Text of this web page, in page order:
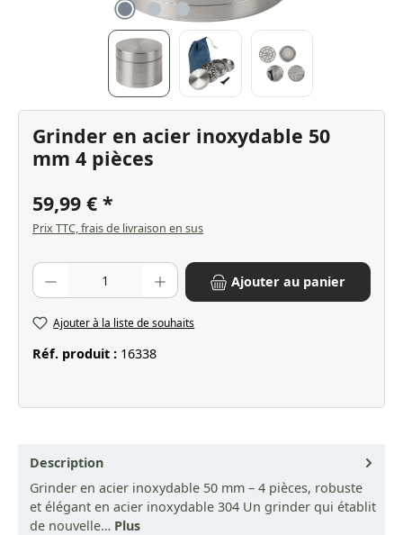
Grinder en acier inoxydable 50
mm 4 pièces
59,99 €
Prix TTC, frais de livraison en sus
Quantité de produit : Entrez la quantité souhaitée ou utilisez les
Ajouter au panier
Ajouter à la liste de souhaits
Réf. produit : 16338
Description
Grinder en acier inoxydable 50 mm – 4 pièces, robuste
et élégant en acier inoxydable 304 Un grinder qui établit
de nouvelle… Plus